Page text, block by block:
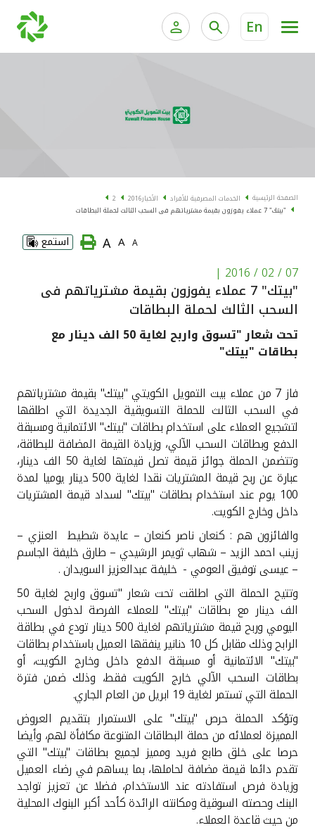
En
الخدمات المصرفية الإلكترونية للشركات
البطاقات
"برامج العملاء"
الاستثمار
القنوات المصرفية
خدمات ما بعد البيع
اتصل بنا
مواقع الفروع وأجهزة الصرف الآلي
ألمانيا
ماليزيا
تركيا
مصر
المملكة المتحدة
مملكة البحرين
الصفحة الرئيسية الخدمات المصرفية للأفراد الأخبار2016
2
"بيتك" 7 عملاء يفوزون بقيمة مشترياتهم فى السحب الثالث لحملة البطاقات
A
A
A استمع
07 / 02 / 2016
|
"بيتك" 7 عملاء يفوزون بقيمة مشترياتهم فى
السحب الثالث لحملة البطاقات
تحت شعار "تسوق واربح لغاية 50 الف دينار مع
بطاقات "بيتك"
فاز 7 من عملاء بيت التمويل الكويتي "بيتك" بقيمة مشترياتهم
في السحب الثالث للحملة التسويقية الجديدة التي اطلقها
لتشجيع العملاء على استخدام بطاقات "بيتك" الائتمانية ومسبقة
الدفع وبطاقات السحب الآلي، وزيادة القيمة المضافة للبطاقة،
وتتضمن الحملة جوائز قيمة تصل قيمتها لغاية 50 الف دينار،
عبارة عن ربح قيمة المشتريات نقدا لغاية 500 دينار يوميا لمدة
100 يوم عند استخدام بطاقات "بيتك" لسداد قيمة المشتريات
داخل وخارج الكويت.
والفائزون هم : كنعان ناصر كنعان – عايدة شطيط العنزي –
زينب احمد الزيد – شهاب ثويمر الرشيدي – طارق خليفة الجاسم
– عيسى توفيق العومي - خليفة عبدالعزيز السويدان.
وتتيح الحملة التي اطلقت تحت شعار "تسوق واربح لغاية 50
الف دينار مع بطاقات "بيتك" للعملاء الفرصة لدخول السحب
اليومي وربح قيمة مشترياتهم لغاية 500 دينار تودع في بطاقة
الرابح وذلك مقابل كل 10 دنانير ينفقها العميل باستخدام بطاقات
"بيتك" الائتمانية أو مسبقة الدفع داخل وخارج الكويت، أو
بطاقات السحب الآلي خارج الكويت فقط، وذلك ضمن فترة
الحملة التي تستمر لغاية 19 ابريل من العام الجاري
.
وتؤكد الحملة حرص "بيتك" على الاستمرار بتقديم العروض
المميزة لعملائه من حملة البطاقات المتنوعة مكافأة لهم، وأيضا
حرصا على خلق طابع فريد ومميز لجميع بطاقات "بيتك" التي
تقدم دائما قيمة مضافة لحاملها، بما يساهم في رضاء العميل
وزيادة فرص استفادته عند الاستخدام، فضلا عن تعزيز تواجد
البنك وحصته السوقية ومكانته الرائدة كأحد أكبر البنوك المحلية
من حيث قاعدة العملاء.